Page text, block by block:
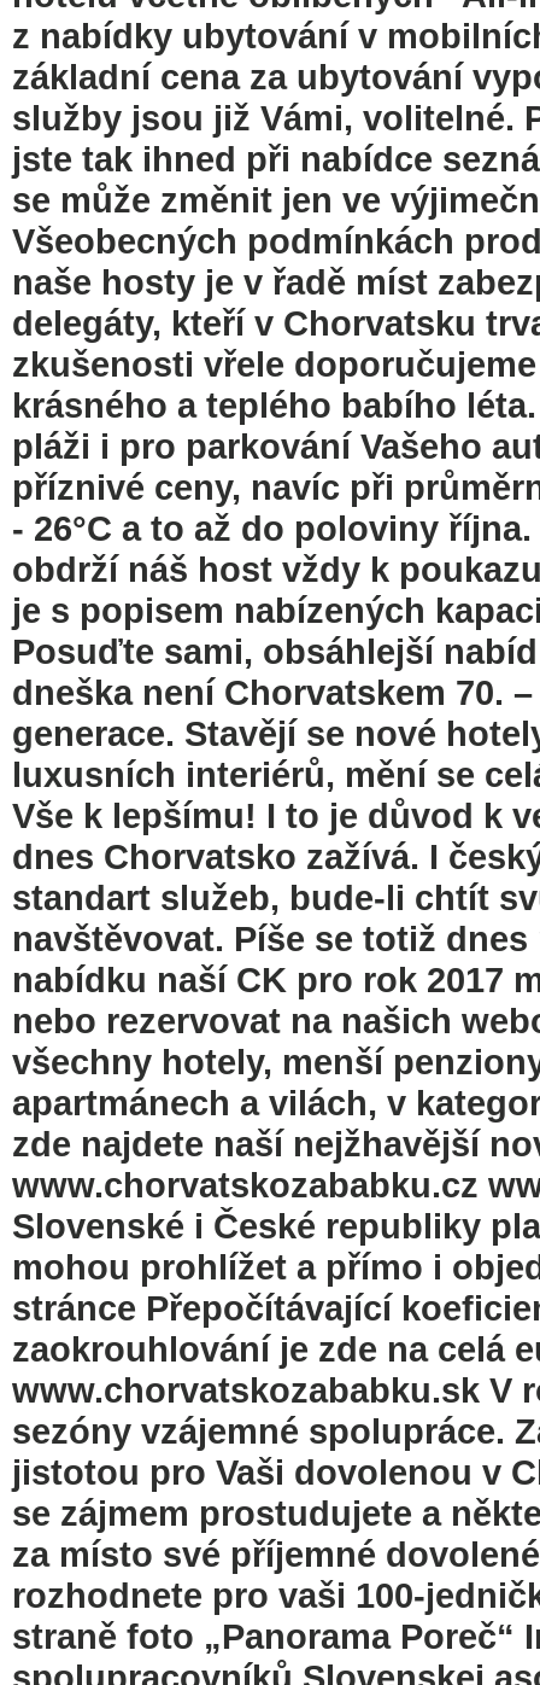
z nabídky ubytování v
základní cena za ubytování
služby jsou již Vámi, volitelné.
jste tak ihned při nabídce
se může změnit jen ve
Všeobecných podmínkách
naše hosty je v řadě míst
delegáty, kteří v Chorvatsku
zkušenosti vřele
krásného a teplého babího
pláži i pro parkování Vašeho
příznivé ceny, navíc při
- 26°C a to až do poloviny
obdrží náš host vždy k
je s popisem nabízených
Posuďte sami, obsáhlejší
dneška není Chorvatskem 70.
generace. Stavějí se nové
luxusních interiérů, mění se
Vše k lepšímu! I to je důvod k
dnes Chorvatsko zažívá. I
standart služeb, bude-li chtít
navštěvovat. Píše se totiž
nabídku naší CK pro rok 2017
nebo rezervovat na našich
všechny hotely, menší
apartmánech a vilách, v
zde najdete naší nejžhavější
www.chorvatskozababku.cz
Slovenské i České republiky
mohou prohlížet a přímo i
stránce Přepočítávající
zaokrouhlování je zde na celá
www.chorvatskozababku.sk V
sezóny vzájemné spolupráce.
jistotou pro Vaši dovolenou v
se zájmem prostudujete a
za místo své příjemné
rozhodnete pro vaši 100-
straně foto „Panorama Poreč“